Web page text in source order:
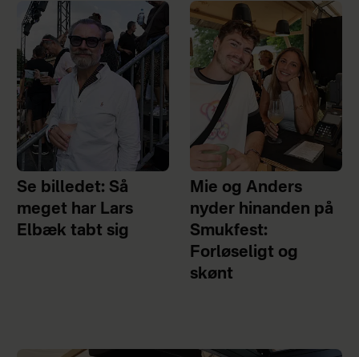
Se billedet: Så
meget har Lars
Elbæk tabt sig
Mie og Anders
nyder hinanden på
Smukfest:
Forløseligt og
skønt